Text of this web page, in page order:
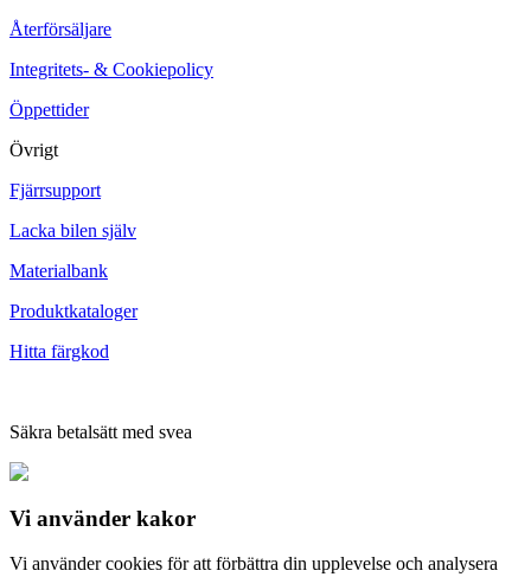
Återförsäljare
Integritets- & Cookiepolicy
Öppettider
Övrigt
Fjärrsupport
Lacka bilen själv
Materialbank
Produktkataloger
Hitta färgkod
Säkra betalsätt med svea
Vi använder kakor
Vi använder cookies för att förbättra din upplevelse och analysera